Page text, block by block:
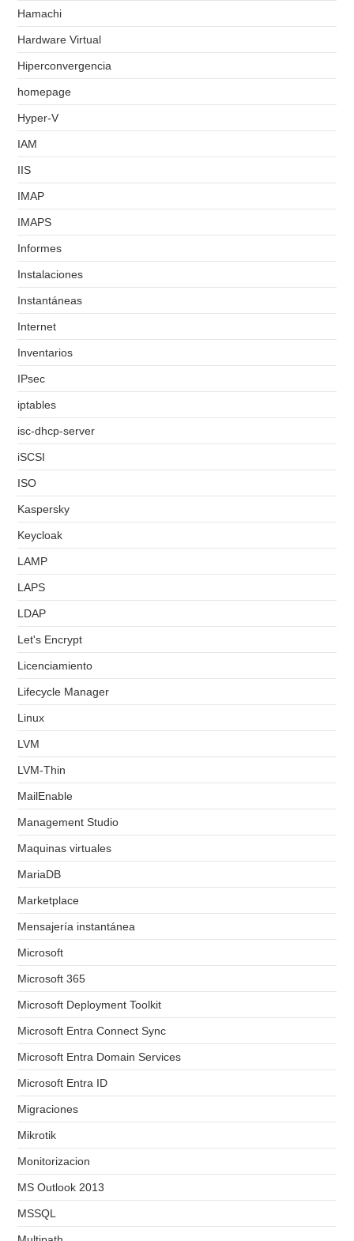
Hamachi
Hardware Virtual
Hiperconvergencia
homepage
Hyper-V
IAM
IIS
IMAP
IMAPS
Informes
Instalaciones
Instantáneas
Internet
Inventarios
IPsec
iptables
isc-dhcp-server
iSCSI
ISO
Kaspersky
Keycloak
LAMP
LAPS
LDAP
Let's Encrypt
Licenciamiento
Lifecycle Manager
Linux
LVM
LVM-Thin
MailEnable
Management Studio
Maquinas virtuales
MariaDB
Marketplace
Mensajería instantánea
Microsoft
Microsoft 365
Microsoft Deployment Toolkit
Microsoft Entra Connect Sync
Microsoft Entra Domain Services
Microsoft Entra ID
Migraciones
Mikrotik
Monitorizacion
MS Outlook 2013
MSSQL